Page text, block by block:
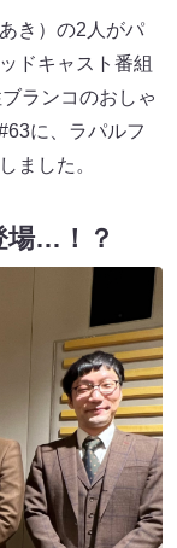
き）の2人がパ
ドキャスト番組
ランコのおしゃ
に、ラパルフ
ました。
場…！？